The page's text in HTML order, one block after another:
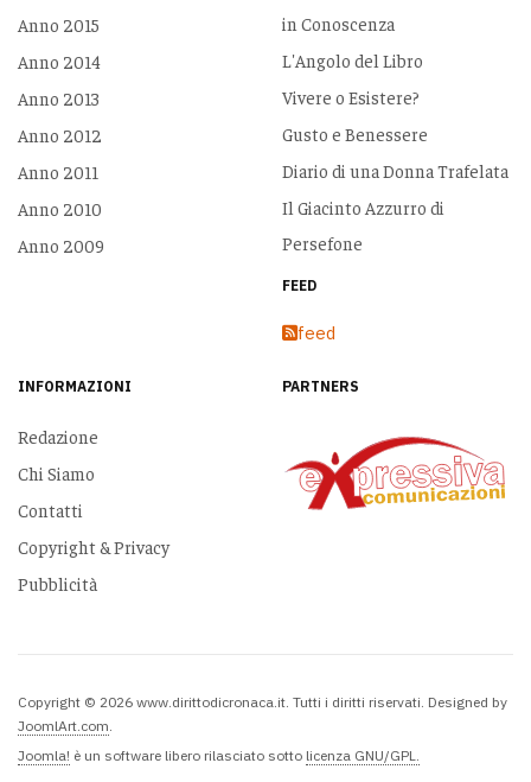
Anno 2015
Anno 2014
Anno 2013
Anno 2012
Anno 2011
Anno 2010
Anno 2009
in Conoscenza
L'Angolo del Libro
Vivere o Esistere?
Gusto e Benessere
Diario di una Donna Trafelata
Il Giacinto Azzurro di
Persefone
FEED
feed
INFORMAZIONI
Redazione
Chi Siamo
Contatti
Copyright & Privacy
Pubblicità
PARTNERS
Copyright © 2026 www.dirittodicronaca.it. Tutti i diritti riservati. Designed by
JoomlArt.com
Joomla! è un software libero rilasciato sotto licenza GNU/GPL.